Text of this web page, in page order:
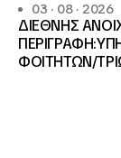
03 · 08 · 2026
ΔΙΕΘΝΗΣ
ΦΟΙΤΗΤΩΝ/